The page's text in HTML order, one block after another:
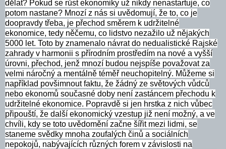
dělat? Pokud se růst ekonomiky už nikdy nenastartuje, co
potom nastane? Mnozí z nás si uvědomují, že to, co je
doopravdy třeba, je přechod směrem k udržitelné
ekonomice, tedy něčemu, co lidstvo nezažilo už nějakých
5000 let. Toto by znamenalo návrat do nedualistické Rajské
zahrady v harmonii s přírodním prostředím na nové a vyšší
úrovni, přechod, jenž mnozí budou nejspíše považovat za
velmi náročný a mentálně téměř neuchopitelný. Můžeme si
například povšimnout faktu, že žádný ze světových vůdců
nebo ekonomů současné doby není zastáncem přechodu k
udržitelné ekonomice. Popravdě si jen hrstka z nich vůbec
připouští, že další ekonomický vzestup již není možný, a ve
chvíli, kdy se toto uvědomění začne šířit mezi lidmi, se
staneme svědky mnoha zoufalých činů a sociálních
nepokojů, nabývajících různých forem v závislosti na